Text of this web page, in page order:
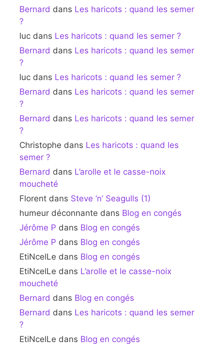
Bernard dans Les haricots : quand les semer
?
luc dans Les haricots : quand les semer ?
Bernard dans Les haricots : quand les semer
?
luc dans Les haricots : quand les semer ?
Bernard dans Les haricots : quand les semer
?
Bernard dans Les haricots : quand les semer
?
Christophe dans Les haricots : quand les
semer ?
Bernard dans L’arolle et le casse-noix
moucheté
Florent dans Steve ‘n’ Seagulls (1)
humeur déconnante dans Blog en congés
Jérôme P dans Blog en congés
Jérôme P dans Blog en congés
EtiNcelLe dans Blog en congés
EtiNcelLe dans L’arolle et le casse-noix
moucheté
Bernard dans Blog en congés
Bernard dans Les haricots : quand les semer
?
EtiNcelLe dans Blog en congés